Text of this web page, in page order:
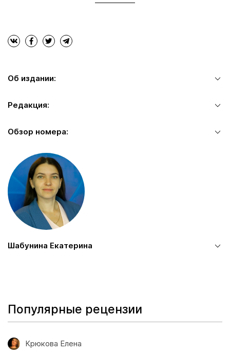
Об издании:
Редакция:
Обзор номера:
Шабунина Екатерина
Популярные рецензии
Крюкова Елена